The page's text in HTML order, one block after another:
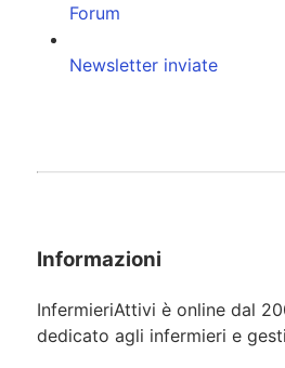
Forum
Newsletter inviate
Informazioni
InfermieriAttivi è online dal
dedicato agli infermieri e